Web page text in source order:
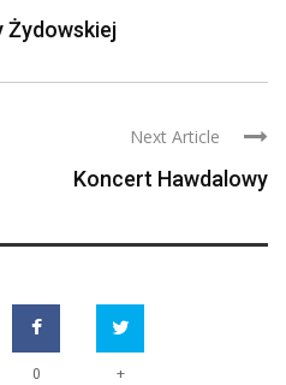
Żydowskiej
Next Article
Koncert Hawdalowy
0 +